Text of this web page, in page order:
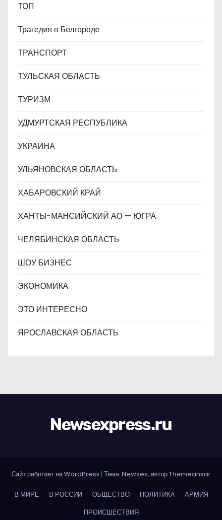
ТОП
Трагедия в Белгороде
ТРАНСПОРТ
ТУЛЬСКАЯ ОБЛАСТЬ
ТУРИЗМ
УДМУРТСКАЯ РЕСПУБЛИКА
УКРАИНА
УЛЬЯНОВСКАЯ ОБЛАСТЬ
ХАБАРОВСКИЙ КРАЙ
ХАНТЫ-МАНСИЙСКИЙ АО — ЮГРА
ЧЕЛЯБИНСКАЯ ОБЛАСТЬ
ШОУ БИЗНЕС
ЭКОНОМИКА
ЭТО ИНТЕРЕСНО
ЯРОСЛАВСКАЯ ОБЛАСТЬ
Newsexpress.ru
Сайт работает на WordPress | Тема: Newses, авторThemeansar
В МИРЕ В РОССИИ ОБЩЕСТВО ПОЛИТИКА
АРМИЯ
ПРОИСШЕСТВИЯ